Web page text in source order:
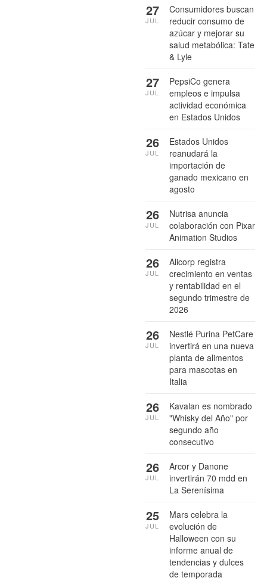
Consumidores buscan
reducir consumo de
azúcar y mejorar su
salud metabólica: Tate
& Lyle
27
JUL
PepsiCo genera
empleos e impulsa
actividad económica
en Estados Unidos
27
JUL
Estados Unidos
reanudará la
importación de
ganado mexicano en
agosto
26
JUL
Nutrisa anuncia
colaboración con Pixar
Animation Studios
26
JUL
Alicorp registra
crecimiento en ventas
y rentabilidad en el
segundo trimestre de
2026
26
JUL
Nestlé Purina PetCare
invertirá en una nueva
planta de alimentos
para mascotas en
Italia
26
JUL
Kavalan es nombrado
"Whisky del Año" por
segundo año
consecutivo
26
JUL
Arcor y Danone
invertirán 70 mdd en
La Serenísima
26
JUL
Mars celebra la
evolución de
Halloween con su
informe anual de
tendencias y dulces
de temporada
25
JUL